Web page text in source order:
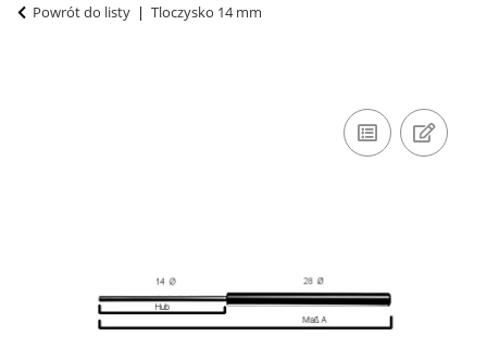
Powrót do listy Tloczysko 14 mm